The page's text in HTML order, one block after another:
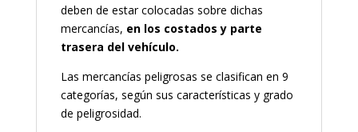
deben de estar colocadas sobre dichas
mercancías, en los costados y parte
trasera del vehículo.
Las mercancías peligrosas se clasifican en 9
categorías, según sus características y grado
de peligrosidad.